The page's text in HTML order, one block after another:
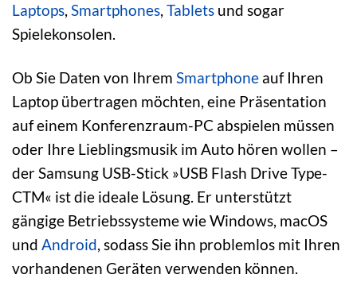
Laptops, Smartphones, Tablets und sogar
Spielekonsolen.
Ob Sie Daten von Ihrem Smartphone auf Ihren
Laptop übertragen möchten, eine Präsentation
auf einem Konferenzraum-PC abspielen müssen
oder Ihre Lieblingsmusik im Auto hören wollen –
der Samsung USB-Stick »USB Flash Drive Type-
CTM« ist die ideale Lösung. Er unterstützt
gängige Betriebssysteme wie Windows, macOS
und Android, sodass Sie ihn problemlos mit Ihren
vorhandenen Geräten verwenden können.